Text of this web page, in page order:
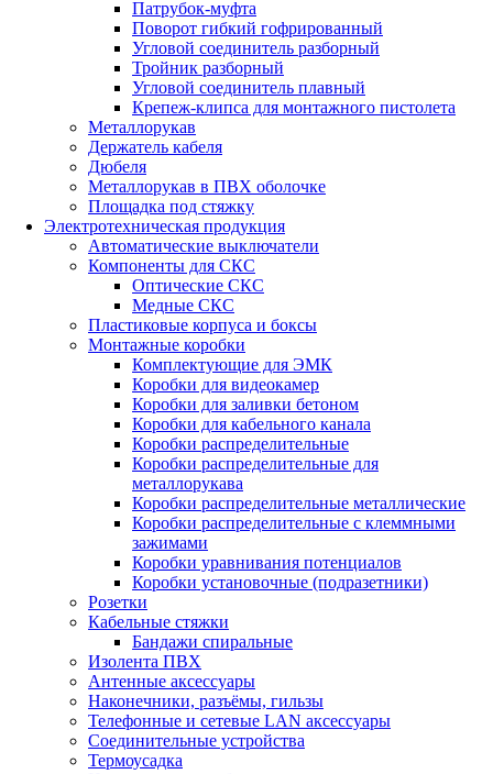
Патрубок-муфта
Поворот гибкий гофрированный
Угловой соединитель разборный
Тройник разборный
Угловой соединитель плавный
Крепеж-клипса для монтажного пистолета
Металлорукав
Держатель кабеля
Дюбеля
Металлорукав в ПВХ оболочке
Площадка под стяжку
Электротехническая продукция
Автоматические выключатели
Компоненты для СКС
Оптические СКС
Медные СКС
Пластиковые корпуса и боксы
Монтажные коробки
Комплектующие для ЭМК
Коробки для видеокамер
Коробки для заливки бетоном
Коробки для кабельного канала
Коробки распределительные
Коробки распределительные для
металлорукава
Коробки распределительные металлические
Коробки распределительные с клеммными
зажимами
Коробки уравнивания потенциалов
Коробки установочные (подразетники)
Розетки
Кабельные стяжки
Бандажи спиральные
Изолента ПВХ
Антенные аксессуары
Наконечники, разъёмы, гильзы
Телефонные и сетевые LAN аксессуары
Соединительные устройства
Термоусадка